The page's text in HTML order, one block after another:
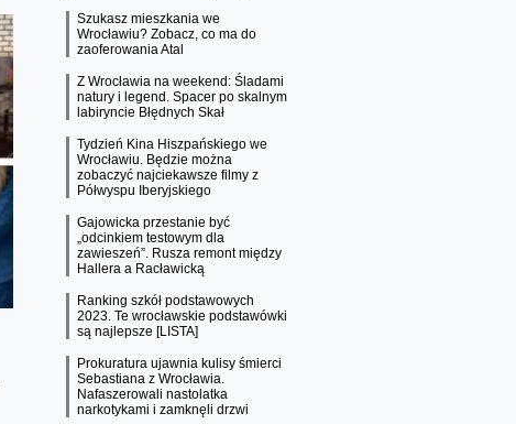
Szukasz mieszkania we
Wrocławiu? Zobacz, co ma do
zaoferowania Atal
Z Wrocławia na weekend: Śladami
natury i legend. Spacer po skalnym
labiryncie Błędnych Skał
Tydzień Kina Hiszpańskiego we
Wrocławiu. Będzie można
zobaczyć najciekawsze filmy z
Półwyspu Iberyjskiego
Gajowicka przestanie być
„odcinkiem testowym dla
zawieszeń”. Rusza remont między
Hallera a Racławicką
Ranking szkół podstawowych
2023. Te wrocławskie podstawówki
są najlepsze [LISTA]
Prokuratura ujawnia kulisy śmierci
Sebastiana z Wrocławia.
Nafaszerowali nastolatka
narkotykami i zamknęli drzwi